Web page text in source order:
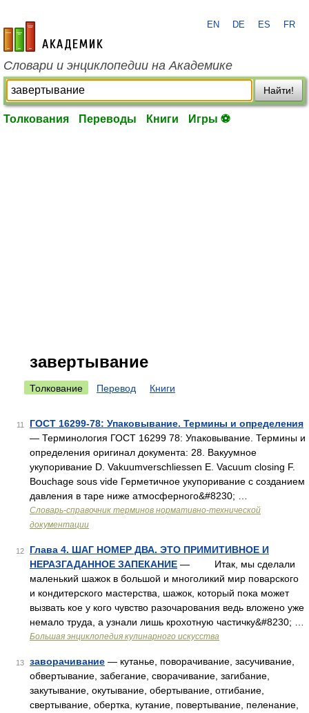
academic.ru
EN DE ES FR
Словари и энциклопедии на Академике
Найти!
Толкования Переводы Книги Игры ⚽
завертывание
Толкование Перевод Книги
11
ГОСТ 16299-78: Упаковывание. Термины и определения
— Терминология ГОСТ 16299 78: Упаковывание. Термины и
определения оригинал документа: 28. Вакуумное
укупоривание D. Vakuumverschliessen E. Vacuum closing F.
Bouchage sous vide Герметичное укупоривание с созданием
давления в таре ниже атмосферного&#8230; …
Словарь-справочник терминов нормативно-технической
документации
12
Глава 4. ШАГ НОМЕР ДВА. ЭТО ПРИМИТИВНОЕ И
НЕРАЗГАДАННОЕ ЗАПЕКАНИЕ — Итак, мы сделали
маленький шажок в большой и многоликий мир поварского
и кондитерского мастерства, шажок, который пока может
вызвать кое у кого чувство разочарования ведь вложено уже
немало труда, а узнали лишь крохотную частичку&#8230; …
Большая энциклопедия кулинарного искусства
13 заворачивание — кутанье, поворачивание, засучивание,
обвертывание, забегание, сворачивание, загибание,
закутывание, окутывание, обертывание, отгибание,
свертывание, обертка, кутание, повертывание, пеленание,